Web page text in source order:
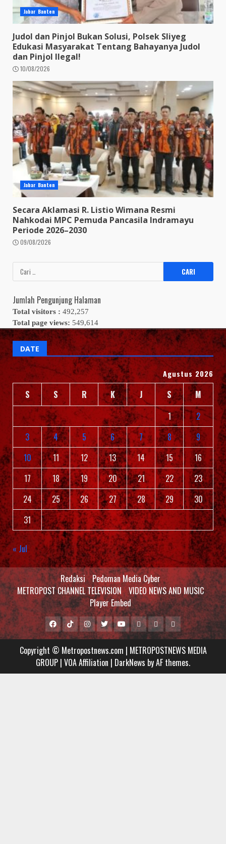
Jabar Banten
Judol dan Pinjol Bukan Solusi, Polsek Sliyeg
Edukasi Masyarakat Tentang Bahayanya Judol
dan Pinjol Ilegal!
10/08/2026
Jabar Banten
Secara Aklamasi R. Listio Wimana Resmi
Nahkodai MPC Pemuda Pancasila Indramayu
Periode 2026–2030
09/08/2026
Cari
untuk:
Jumlah Pengunjung Halaman
Total visitors : 492,257
Total page views: 549,614
DATE
Agustus 2026
S S R K J S
M
1
2
3
4 5 6 7 8
9
10
11 12 13 14 15
16
17
18 19 20 21 22
23
24
25 26 27 28 29
30
31
« Jul
Redaksi Pedoman Media Cyber
METROPOST CHANNEL TELEVISION VIDEO NEWS AND MUSIC
Player Embed
Facebook
Tiktok
Metropostnews
Media
Group
Instagram
TwitterYoutubeMCTVVIDEO
NEWS
AND
MUSIC
Player
Embed
Copyright © Metropostnews.com | METROPOSTNEWS MEDIA
GROUP | VOA Affiliation | DarkNews by AF themes.